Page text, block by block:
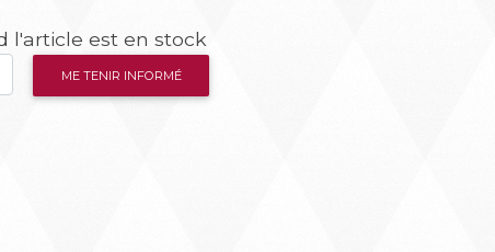
l'article est en stock
ME TENIR INFORMÉ